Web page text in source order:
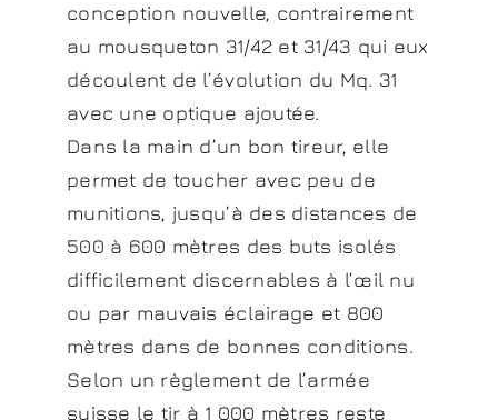
conception nouvelle, contrairement
au mousqueton 31/42 et 31/43 qui eux
découlent de l’évolution du Mq. 31
avec une optique ajoutée.
Dans la main d’un bon tireur, elle
permet de toucher avec peu de
munitions, jusqu’à des distances de
500 à 600 mètres des buts isolés
difficilement discernables à l’œil nu
ou par mauvais éclairage et 800
mètres dans de bonnes conditions.
Selon un règlement de l’armée
suisse le tir à 1 000 mètres reste